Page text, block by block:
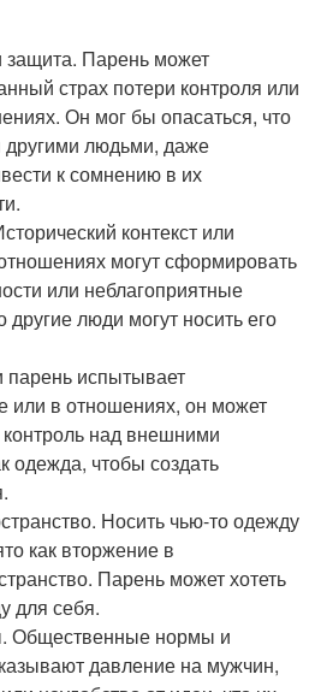
защита. Парень может
страх потери контроля или
Он мог бы опасаться, что
людьми, даже
к сомнению в их
контекст или
могут сформировать
или неблагоприятные
другие люди могут носить его
парень испытывает
или в отношениях, он может
контроль над внешними
одежда, чтобы создать
Носить чью-то одежду
как вторжение в
Парень может хотеть
для себя.
Общественные нормы и
давление на мужчин,